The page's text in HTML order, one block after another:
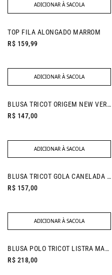
ADICIONAR À SACOLA
TOP FILA ALONGADO MARROM
R$ 159,99
ADICIONAR À SACOLA
BLUSA TRICOT ORIGEM NEW VERMELHO
R$ 147,00
ADICIONAR À SACOLA
BLUSA TRICOT GOLA CANELADA PALHA
R$ 157,00
ADICIONAR À SACOLA
NEW IN
BLUSA POLO TRICOT LISTRA MARROM
R$ 218,00